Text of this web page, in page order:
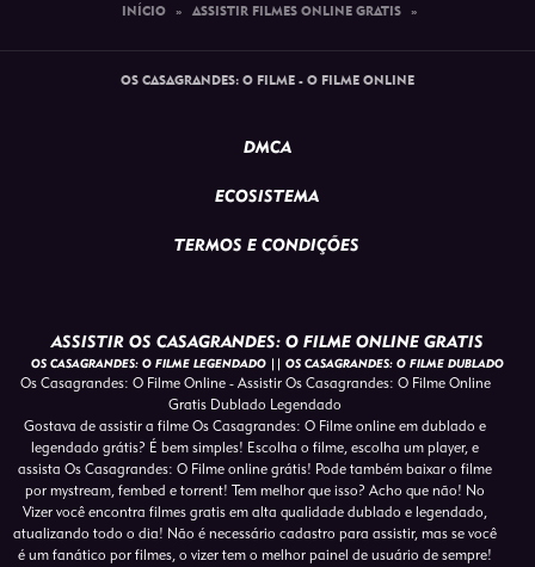
INÍCIO » ASSISTIR FILMES ONLINE GRATIS »
OS CASAGRANDES: O FILME - O FILME ONLINE
DMCA
ECOSISTEMA
TERMOS E CONDIÇÕES
ASSISTIR OS CASAGRANDES: O FILME ONLINE GRATIS
OS CASAGRANDES: O FILME LEGENDADO || OS CASAGRANDES: O FILME DUBLADO
Os Casagrandes: O Filme Online - Assistir Os Casagrandes: O Filme Online
Gratis Dublado Legendado
Gostava de assistir a filme Os Casagrandes: O Filme online em dublado e
legendado grátis? É bem simples! Escolha o filme, escolha um player, e
assista Os Casagrandes: O Filme online grátis! Pode também baixar o filme
por mystream, fembed e torrent! Tem melhor que isso? Acho que não! No
Vizer você encontra filmes gratis em alta qualidade dublado e legendado,
atualizando todo o dia! Não é necessário cadastro para assistir, mas se você
é um fanático por filmes, o vizer tem o melhor painel de usuário de sempre!